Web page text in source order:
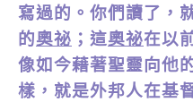
寫過的。你們讀了，
的奧祕 ；這奧祕在以
像如今藉著聖靈向他
樣，就是外邦人在基